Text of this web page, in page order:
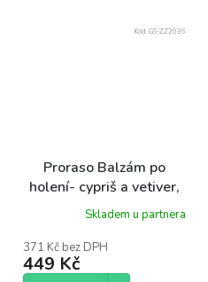
Proraso Balzám po
holení- cypriš a vetiver,
100ml
Skladem u partnera
371 Kč bez DPH
449 Kč
Kód: GS-ZZ2036